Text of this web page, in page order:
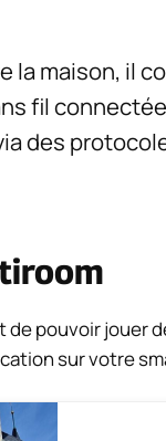
la maison, il
fil
des
pouvoir jouer
sur votre